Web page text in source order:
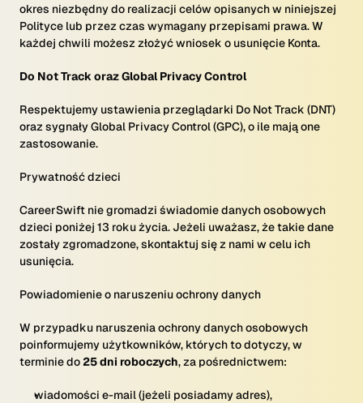
okres niezbędny do realizacji celów opisanych w niniejszej
Polityce lub przez czas wymagany przepisami prawa. W
każdej chwili możesz złożyć wniosek o usunięcie Konta.
Do Not Track oraz Global Privacy Control
Respektujemy ustawienia przeglądarki Do Not Track (DNT)
oraz sygnały Global Privacy Control (GPC), o ile mają one
zastosowanie.
Prywatność dzieci
CareerSwift nie gromadzi świadomie danych osobowych
dzieci poniżej 13 roku życia. Jeżeli uważasz, że takie dane
zostały zgromadzone, skontaktuj się z nami w celu ich
usunięcia.
Powiadomienie o naruszeniu ochrony danych
W przypadku naruszenia ochrony danych osobowych
poinformujemy użytkowników, których to dotyczy, w
terminie do25 dni roboczych, za pośrednictwem:
wiadomości e-mail (jeżeli posiadamy adres),